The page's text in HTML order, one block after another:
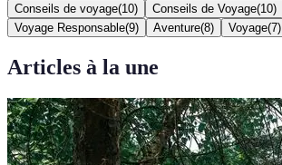
Conseils de voyage(10) Conseils de Voyage(10)
Voyage Responsable(9) Aventure(8) Voyage(7)
Articles à la une